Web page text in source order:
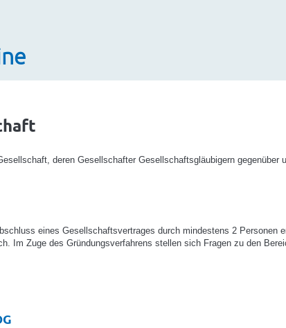
deren Gesellschafter Gesellschaftsgläubigern gegenüber
eines Gesellschaftsvertrages durch mindestens 2 Personen
Im Zuge des Gründungsverfahrens stellen sich Fragen zu den